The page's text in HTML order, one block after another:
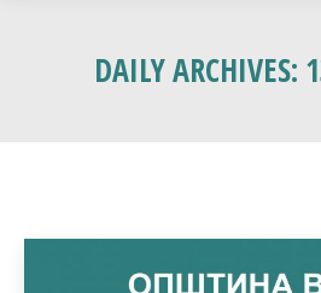
DAILY ARCHIVES: